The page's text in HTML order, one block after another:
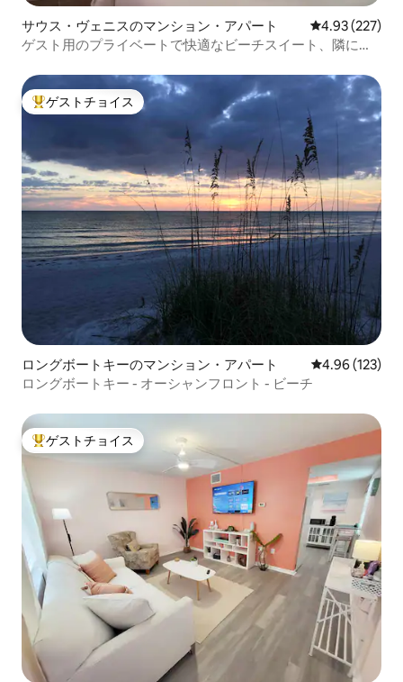
サウス・ヴェニスのマンション・アパート レビュー227
4.93 (227)
ゲスト用のプライベートで快適なビーチスイート、隣に駐
大好評のゲストチョイスです。
ゲストチョイス
ロングボートキーのマンション・アパート レビュー123
4.96 (123)
ロングボートキー - オーシャンフロント - ビーチ
大好評のゲストチョイスです。
ゲストチョイス